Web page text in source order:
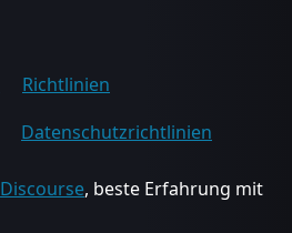
Richtlinien
Datenschutzrichtlinien
Discourse, beste Erfahrung mit